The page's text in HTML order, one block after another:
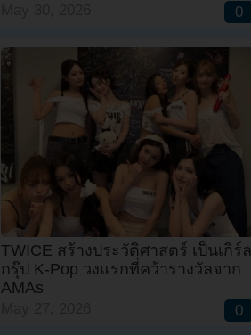
0
TWICE สร้างประวัติศาสตร์ เป็นเกิร์ล
กรุ๊ป K-Pop วงแรกที่คว้ารางวัลจาก
AMAs
0